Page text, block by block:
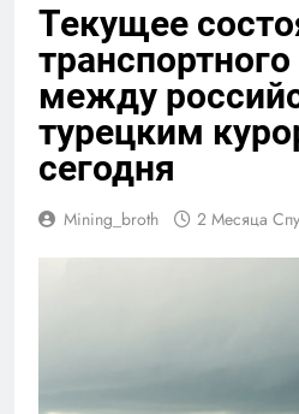
Текущее
между
турецким
сегодня
Mining_broth 2 Месяца